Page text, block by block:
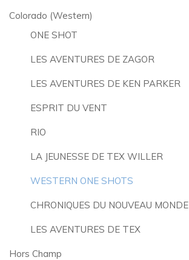
Colorado (Western)
ONE SHOT
LES AVENTURES DE ZAGOR
LES AVENTURES DE KEN PARKER
ESPRIT DU VENT
RIO
LA JEUNESSE DE TEX WILLER
WESTERN ONE SHOTS
CHRONIQUES DU NOUVEAU MONDE
LES AVENTURES DE TEX
Hors Champ